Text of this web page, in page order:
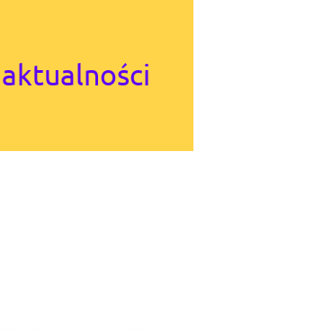
aktualności